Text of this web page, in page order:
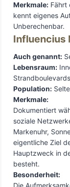
Merkmale: Fährt
kennt eigenes
Unberechenbar.
Influencius
Auch genannt:
Lebensraum:
Strandboulevards
Population:
Merkmale:
Dokumentiert
soziale
Markenuhr,
eigentliche Ziel
Hauptzweck in
besteht.
Besonderheit:
Die